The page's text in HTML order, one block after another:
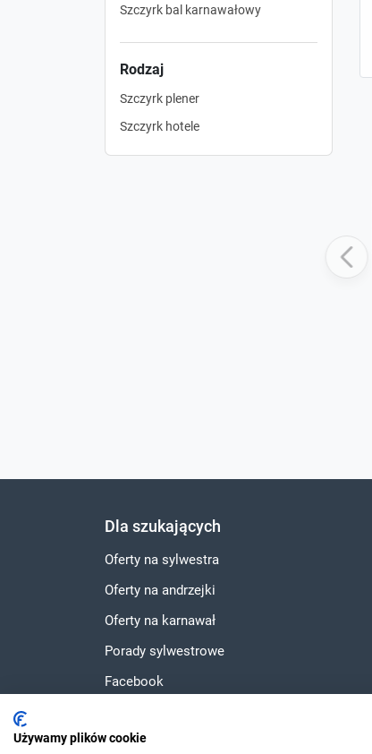
Szczyrk bal karnawałowy
Rodzaj
Szczyrk plener
Szczyrk hotele
Previous
Dla szukających
Oferty na sylwestra
Oferty na andrzejki
Oferty na karnawał
Porady sylwestrowe
Facebook
YouTube
Używamy plików cookie